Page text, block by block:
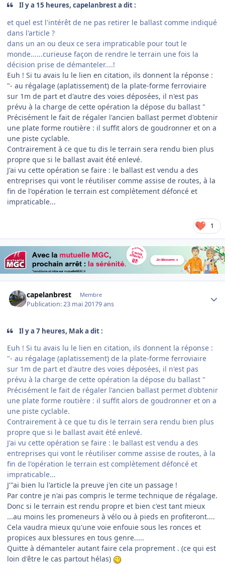
Il y a 15 heures, capelanbrest a dit :
et quel est l'intérêt de ne pas retirer le ballast comme indiqué
dans l'article ?
dans un an ou deux ce sera impraticable pour tout le
monde......curieuse façon de rendre le terrain une fois la
décision prise de démanteler....!
Euh ! Si tu avais lu le lien en citation, ils donnent la réponse :
"- au régalage (aplatissement) de la plate-forme ferroviaire
sur 1m de part et d'autre des voies déposées, il n'est pas
prévu à la charge de cette opération la dépose du ballast "
Précisément le fait de régaler l'ancien ballast permet d'obtenir
une plate forme routière : il suffit alors de goudronner et on a
une piste cyclable.
Contrairement à ce que tu dis le terrain sera rendu bien plus
propre que si le ballast avait été enlevé.
J'ai vu cette opération se faire : le ballast est vendu a des
entreprises qui vont le réutiliser comme assise de routes, à la
fin de l'opération le terrain est complètement défoncé et
impraticable...
1
capelanbrest Membre
Publication:23 mai 20179 ans
Il y a 7 heures, Mak a dit :
Euh ! Si tu avais lu le lien en citation, ils donnent la réponse :
"- au régalage (aplatissement) de la plate-forme ferroviaire
sur 1m de part et d'autre des voies déposées, il n'est pas
prévu à la charge de cette opération la dépose du ballast "
Précisément le fait de régaler l'ancien ballast permet d'obtenir
une plate forme routière : il suffit alors de goudronner et on a
une piste cyclable.
Contrairement à ce que tu dis le terrain sera rendu bien plus
propre que si le ballast avait été enlevé.
J'ai vu cette opération se faire : le ballast est vendu a des
entreprises qui vont le réutiliser comme assise de routes, à la
fin de l'opération le terrain est complètement défoncé et
impraticable...
J'"ai bien lu l'article la preuve j'en cite un passage !
Par contre je n'ai pas compris le terme technique de régalage.
Donc si le terrain est rendu propre et bien c'est tant mieux
...au moins les promeneurs à vélo ou à pieds en profiteront....
Cela vaudra mieux qu'une voie enfouie sous les ronces et
propices aux blessures en tous genre.....
Quitte à démanteler autant faire cela proprement . (ce qui est
loin d'être le cas partout hélas)